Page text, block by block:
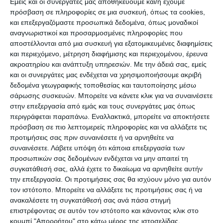
πρόσβαση σε πληροφορίες σε μια συσκευή, όπως τα cookies,
και επεξεργαζόμαστε προσωπικά δεδομένα, όπως μοναδικοί
αναγνωριστικοί και προσαρμοσμένες πληροφορίες που
αποστέλλονται από μια συσκευή για εξατομικευμένες διαφημίσεις
και περιεχόμενο, μέτρηση διαφήμισης και περιεχομένου, έρευνα
ακροατηρίου και ανάπτυξη υπηρεσιών. Με την άδειά σας, εμείς
και οι συνεργάτες μας ενδέχεται να χρησιμοποιήσουμε ακριβή
δεδομένα γεωγραφικής τοποθεσίας και ταυτοποίησης μέσω
σάρωσης συσκευών. Μπορείτε να κάνετε κλικ για να συναινέσετε
στην επεξεργασία από εμάς και τους συνεργάτες μας όπως
περιγράφεται παραπάνω. Εναλλακτικά, μπορείτε να αποκτήσετε
πρόσβαση σε πιο λεπτομερείς πληροφορίες και να αλλάξετε τις
προτιμήσεις σας πριν συναινέσετε ή να αρνηθείτε να
συναινέσετε. Λάβετε υπόψη ότι κάποια επεξεργασία των
προσωπικών σας δεδομένων ενδέχεται να μην απαιτεί τη
συγκατάθεσή σας, αλλά έχετε το δικαίωμα να αρνηθείτε αυτήν
την επεξεργασία. Οι προτιμήσεις σας θα ισχύουν μόνο για αυτόν
τον ιστότοπο. Μπορείτε να αλλάξετε τις προτιμήσεις σας ή να
ανακαλέσετε τη συγκατάθεσή σας ανά πάσα στιγμή
επιστρέφοντας σε αυτόν τον ιστότοπο και κάνοντας κλικ στο
κουμπί "Απορρήτου" στο κάτω μέρος της ιστοσελίδας.
φτάσει στα γραφεία της Δίωξης είναι πολλές. Οι
περισσότερες, αν όχι όλες, αφορούν τις πηγές
των εσόδων των καταγγελλομένων, οι οποίες
ερευνώνται προκειμένου να διαπιστωθεί αν είναι
νόμιμες και γνωστές στις φορολογικές υπηρεσίες.
Ανάμεσα τους και ένας επιφανής πολίτης ενός
νησιού του Ιονίου, αντιπρόεδρος επιμελητηρίου,
ο οποίος προχώρησε πρόσφατα στην δημιουργία
μιας νέας ναυτιλιακής εταιρείας και την αγορά
ενός πλοίου που φέρει το όνομα του νησιού από
το οποίο κατάγεται.
Η καταγγελία σχετικά με τον εν λόγω πλοιοκτήτη,
κατατέθηκε στη Δίωξη πριν από μερικούς μήνες
και έκανε λόγο για χρήματα τα οποία